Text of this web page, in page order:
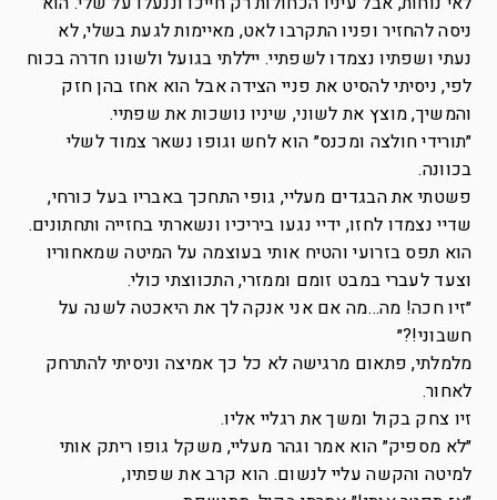
ניסה להחזיר ופניו התקרבו לאט, מאיימות לגעת בשלי, לא
נעתי ושפתיו נצמדו לשפתיי. ייללתי בגועל ולשונו חדרה בכוח
לפי, ניסיתי להסיט את פניי הצידה אבל הוא אחז בהן חזק
והמשיך, מוצץ את לשוני, שיניו נושכות את שפתיי.
״תורידי חולצה ומכנס״ הוא לחש וגופו נשאר צמוד לשלי
בכוונה.
פשטתי את הבגדים מעליי, גופי התחכך באבריו בעל כורחי,
שדיי נצמדו לחזו, ידיי נגעו ביריכיו ונשארתי בחזייה ותחתונים.
הוא תפס בזרועי והטיח אותי בעוצמה על המיטה שמאחוריו
וצעד לעברי במבט זומם וממזרי, התכווצתי כולי.
״זיו חכה! מה…מה אם אני אנקה לך את היאכטה לשנה על
חשבוני!?״
מלמלתי, פתאום מרגישה לא כל כך אמיצה וניסיתי להתרחק
לאחור.
זיו צחק בקול ומשך את רגליי אליו.
״לא מספיק״ הוא אמר וגהר מעליי, משקל גופו ריתק אותי
למיטה והקשה עליי לנשום. הוא קרב את שפתיו,